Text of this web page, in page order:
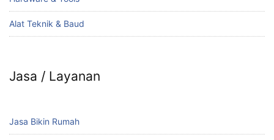
Alat Teknik & Baud
Jasa / Layanan
Jasa Bikin Rumah